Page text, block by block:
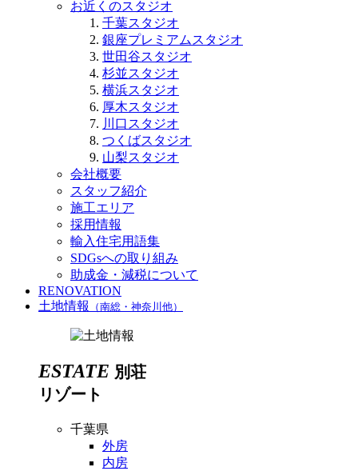
お近くのスタジオ
千葉スタジオ
銀座プレミアムスタジオ
世田谷スタジオ
杉並スタジオ
横浜スタジオ
厚木スタジオ
川口スタジオ
つくばスタジオ
山梨スタジオ
会社概要
スタッフ紹介
施工エリア
採用情報
輸入住宅用語集
SDGsへの取り組み
助成金・減税について
RENOVATION
土地情報
（南総・神奈川他）
ESTATE 別荘
リゾート
千葉県
外房
内房